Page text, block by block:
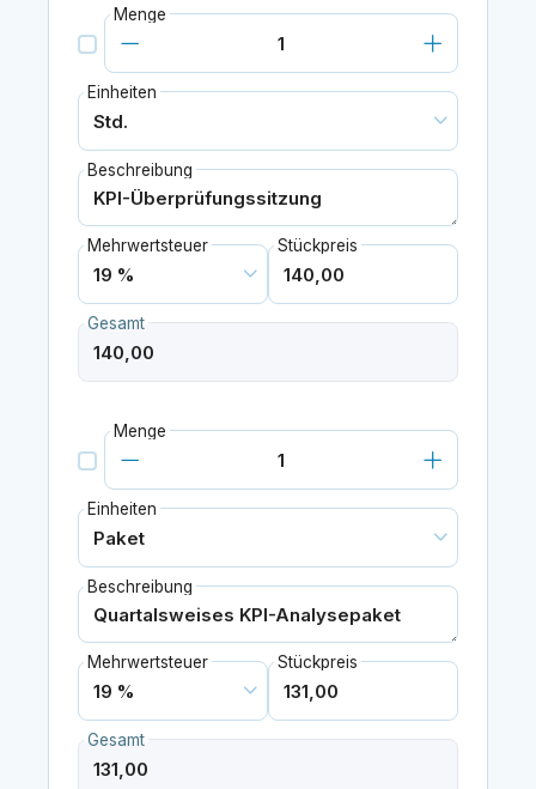
Menge
Einheiten
Beschreibung
Mehrwertsteuer Stückpreis
Gesamt
Menge
Einheiten
Beschreibung
Mehrwertsteuer Stückpreis
Gesamt